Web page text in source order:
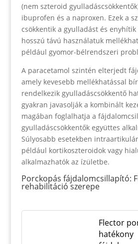
(nem szteroid
ibuprofen és a naproxen. Ezek a
csökkentik a gyulladást és
hosszú távú használatuk
például gyomor-bélrendszeri
A paracetamol szintén elterjedt
amely kevesebb mellékhatással
rendelkezik gyulladáscsökkentő
gyakran javasolják a kombinált
magában foglalhatja a
gyulladáscsökkentők együttes
Súlyosabb esetekben
például kortikoszteroidok vagy
alkalmazhatók az ízületbe.
Porckopás fájdalomcsillapító:
rehabilitáció szerepe
Flector
hatékony